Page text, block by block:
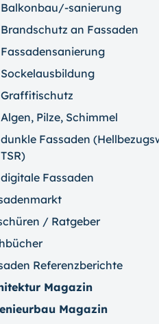
Balkonbau/-sanierung
Brandschutz an Fassaden
Fassadensanierung
Sockelausbildung
Graffitischutz
Algen, Pilze, Schimmel
dunkle Fassaden
TSR)
digitale Fassaden
/ Ratgeber
Referenzberichte
Magazin
Magazin